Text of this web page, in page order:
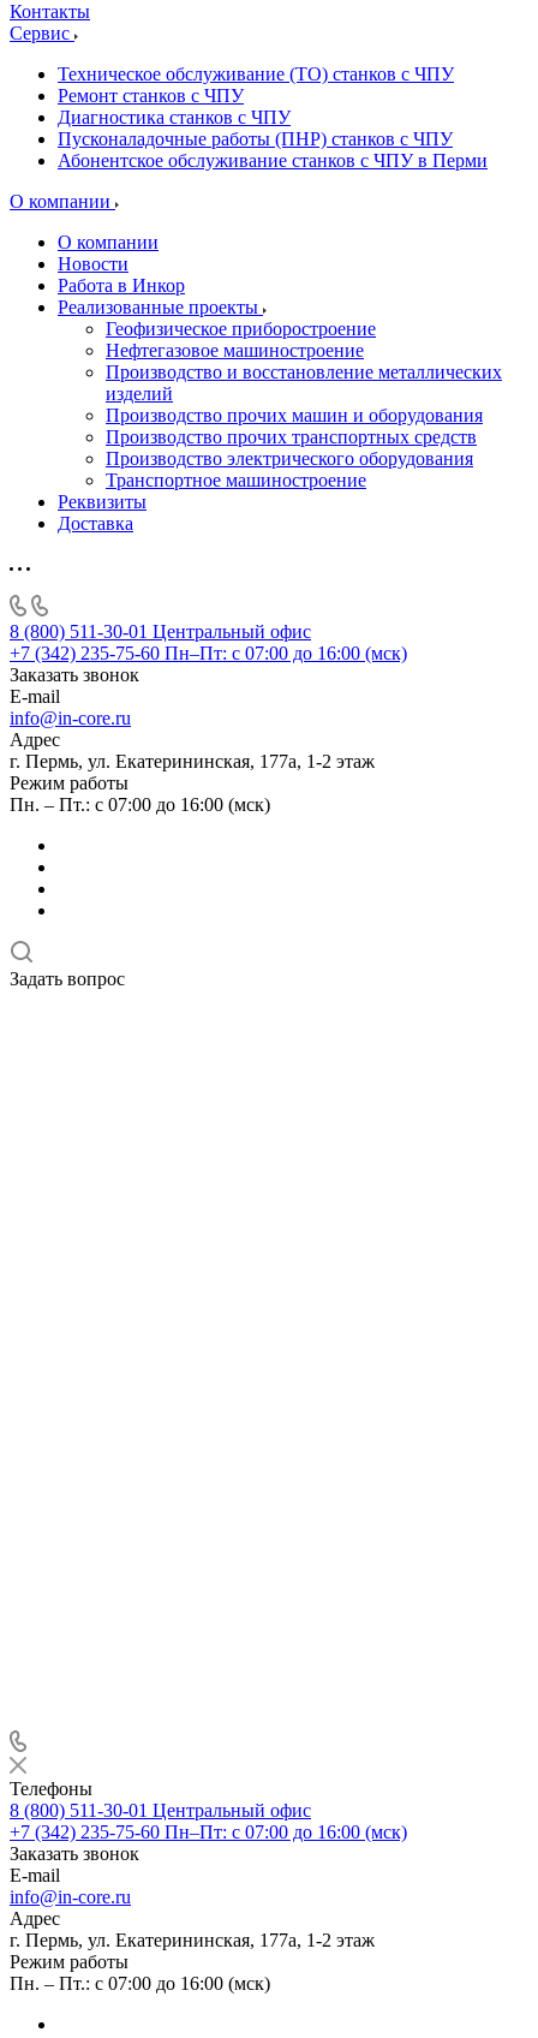
Контакты
Сервис
Техническое обслуживание (ТО) станков с ЧПУ
Ремонт станков с ЧПУ
Диагностика станков с ЧПУ
Пусконаладочные работы (ПНР) станков с ЧПУ
Абонентское обслуживание станков с ЧПУ в Перми
О компании
О компании
Новости
Работа в Инкор
Реализованные проекты
Геофизическое приборостроение
Нефтегазовое машиностроение
Производство и восстановление металлических
изделий
Производство прочих машин и оборудования
Производство прочих транспортных средств
Производство электрического оборудования
Транспортное машиностроение
Реквизиты
Доставка
8 (800) 511-30-01 Центральный офис
+7 (342) 235-75-60 Пн–Пт: с 07:00 до 16:00 (мск)
Заказать звонок
E-mail
info@in-core.ru
Адрес
г. Пермь, ул. ​Екатерининская, 177а, ​1-2 этаж
Режим работы
Пн. – Пт.: с 07:00 до 16:00 (мск)
Задать вопрос
Телефоны
8 (800) 511-30-01 Центральный офис
+7 (342) 235-75-60 Пн–Пт: с 07:00 до 16:00 (мск)
Заказать звонок
E-mail
info@in-core.ru
Адрес
г. Пермь, ул. ​Екатерининская, 177а, ​1-2 этаж
Режим работы
Пн. – Пт.: с 07:00 до 16:00 (мск)